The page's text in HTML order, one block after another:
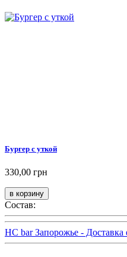
Бургер с уткой
330,00 грн
Состав:
HC bar Запорожье - Доставка